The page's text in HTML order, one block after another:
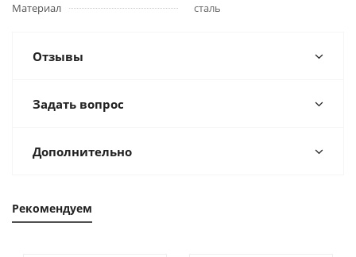
Материал
сталь
Отзывы
Задать вопрос
Дополнительно
Рекомендуем